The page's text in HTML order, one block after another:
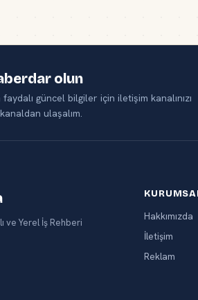
olun
güncel bilgiler için iletişim kanalınızı
ulaşalım.
ve Yerel İş Rehberi
Hakkımızda
İletişim
Reklam